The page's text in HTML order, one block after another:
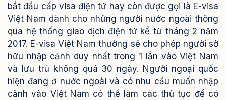
bắt đầu cấp visa điện tử hay còn được gọi là E-visa
Việt Nam dành cho những người nước ngoài thông
qua hệ thống giao dịch điện tử kể từ tháng 2 năm
2017. E-visa Việt Nam thường sẽ cho phép người sở
hữu nhập cảnh duy nhất trong 1 lần vào Việt Nam
và lưu trú không quá 30 ngày. Người ngoại quốc
hiện đang ở nước ngoài và có nhu cầu muốn nhập
cảnh vào Việt Nam có thể làm các thủ tục để có